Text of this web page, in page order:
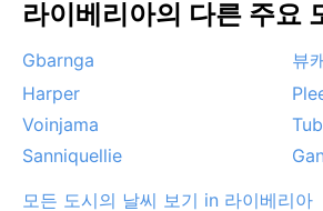
라이베리아의 다른 주
Gbarnga 뷰
Harper
Voinjama
Sanniquellie
모든 도시의 날씨 보기 in 라이베리아